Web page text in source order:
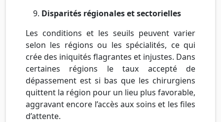
Disparités régionales et sectorielles
Les conditions et les seuils peuvent varier
selon les régions ou les spécialités, ce qui
crée des iniquités flagrantes et injustes. Dans
certaines régions le taux accepté de
dépassement est si bas que les chirurgiens
quittent la région pour un lieu plus favorable,
aggravant encore l’accès aux soins et les files
d’attente.